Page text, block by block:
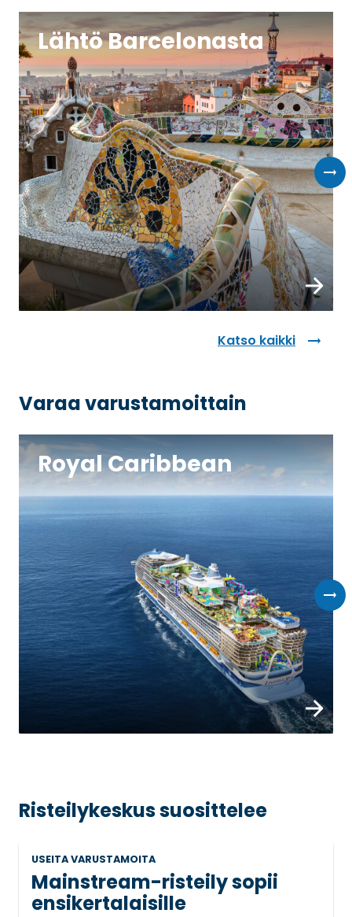
Lähtö Barcelonasta
Katso kaikki
Varaa varustamoittain
Royal Caribbean
Risteilykeskus suosittelee
USEITA VARUSTAMOITA
Mainstream-risteily sopii
ensikertalaisille